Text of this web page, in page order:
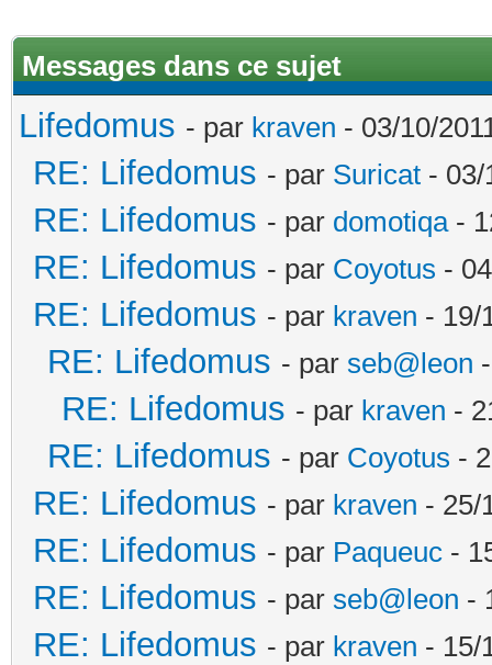
Messages dans ce sujet
Lifedomus - par kraven - 03/10/
RE: Lifedomus - par Suricat - 03/
RE: Lifedomus - par domotiqa-
RE: Lifedomus - par Coyotus -
RE: Lifedomus - par kraven - 19/
RE: Lifedomus - par seb@leon
RE: Lifedomus - par kraven -
RE: Lifedomus - par Coyotus -
RE: Lifedomus - par kraven - 25/
RE: Lifedomus - par Paqueuc -
RE: Lifedomus - par seb@leon -
RE: Lifedomus - par kraven - 15/